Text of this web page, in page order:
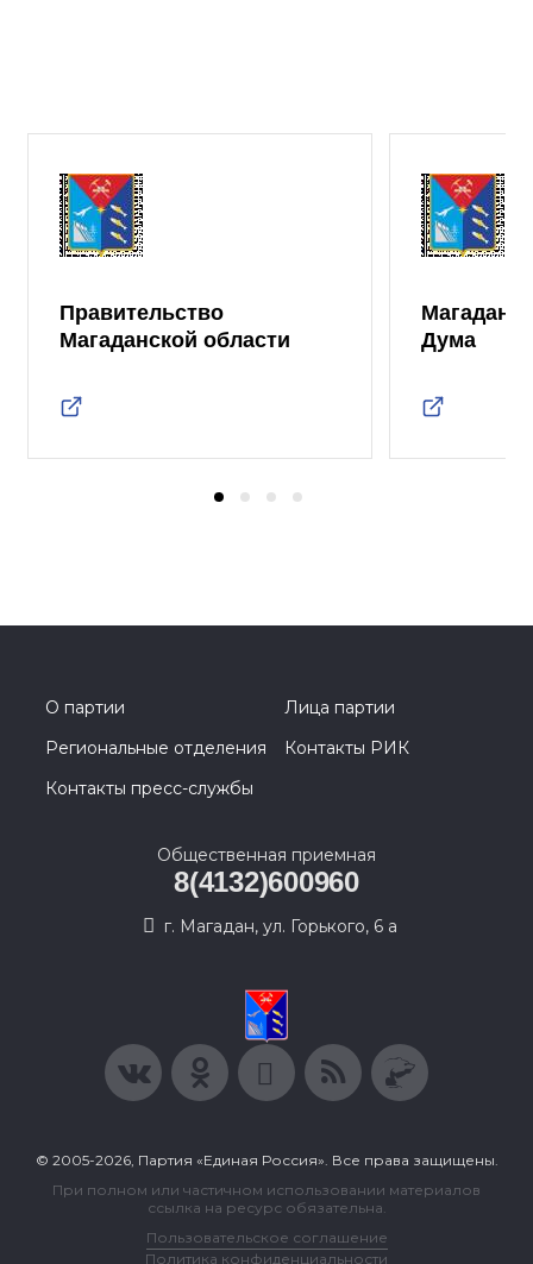
Правительство
Магаданской области
Дума
О партии
Лица партии
Региональные отделения
Контакты РИК
Контакты пресс-службы
Общественная приемная
8(4132)600960
г. Магадан, ул. Горького, 6 а
© 2005-2026, Партия «Единая Россия». Все права защищены.
При полном или частичном использовании материалов
ссылка на ресурс обязательна.
Пользовательское соглашение
Политика конфиденциальности